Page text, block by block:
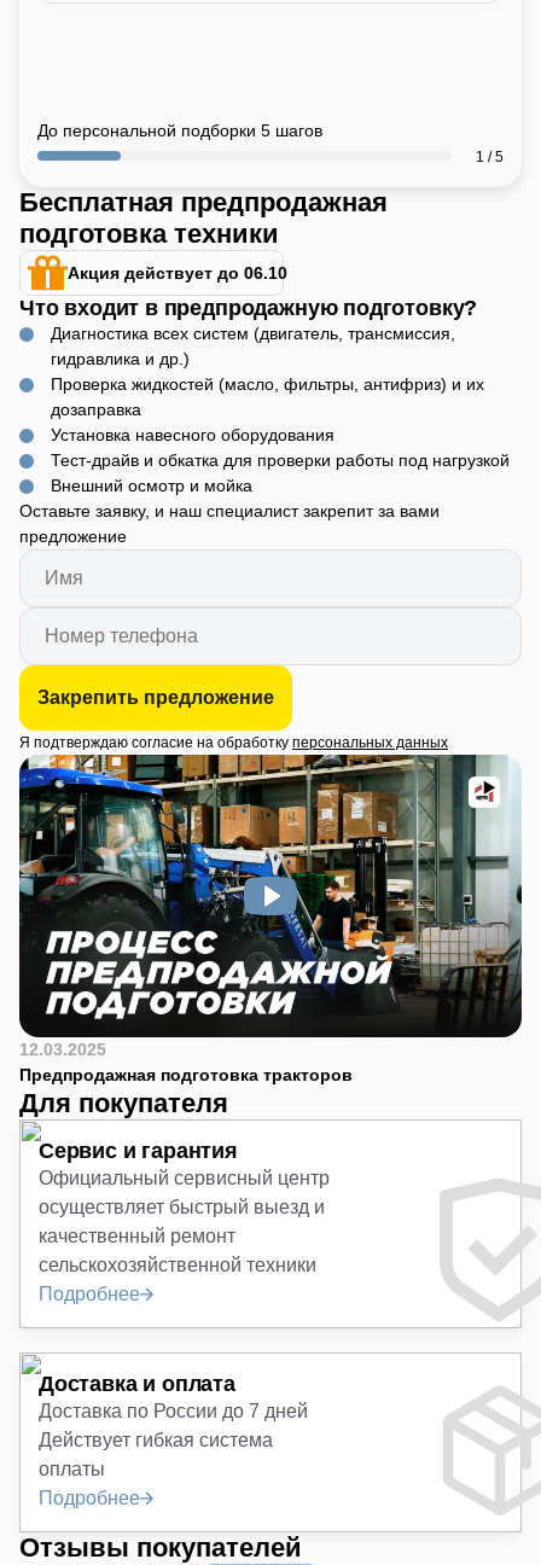
До персональной подборки 5 шагов
1 / 5
Бесплатная предпродажная
подготовка техники
Акция действует до 06.10
Что входит в предпродажную подготовку?
Диагностика всех систем (двигатель, трансмиссия,
гидравлика и др.)
Проверка жидкостей (масло, фильтры, антифриз) и их
дозаправка
Установка навесного оборудования
Тест-драйв и обкатка для проверки работы под нагрузкой
Внешний осмотр и мойка
Оставьте заявку, и наш специалист закрепит за вами
предложение
Закрепить предложение
Я подтверждаю согласие на обработку персональных данных
12.03.2025
Предпродажная подготовка тракторов
Для покупателя
Сервис и гарантия
Официальный сервисный центр
осуществляет быстрый выезд и
качественный ремонт
сельскохозяйственной техники
Подробнее
Доставка и оплата
Доставка по России до 7 дней
Действует гибкая система
оплаты
Подробнее
Отзывы покупателей